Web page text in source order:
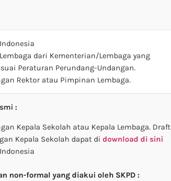
dari Kementerian/Lembaga yang
Peraturan Perundang-Undangan.
Rektor atau Pimpinan Lembaga.
:
Kepala Sekolah atau Kepala Lembaga. Draft
Kepala Sekolah dapat di download di sini
non-formal yang diakui oleh SKPD :